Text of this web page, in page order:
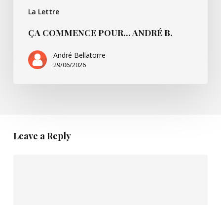
La Lettre
ÇA COMMENCE POUR… ANDRÉ B.
André Bellatorre
29/06/2026
Leave a Reply